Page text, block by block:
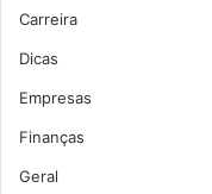
Carreira
Dicas
Empresas
Finanças
Geral